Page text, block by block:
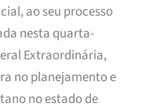
ao seu processo
nesta quarta-
Extraordinária,
no planejamento e
no estado de